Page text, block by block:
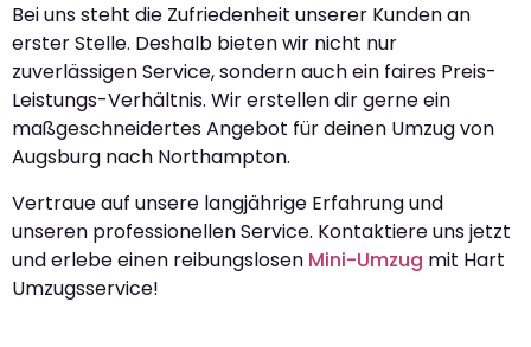
Bei uns steht die Zufriedenheit unserer Kunden an
erster Stelle. Deshalb bieten wir nicht nur
zuverlässigen Service, sondern auch ein faires Preis-
Leistungs-Verhältnis. Wir erstellen dir gerne ein
maßgeschneidertes Angebot für deinen Umzug von
Augsburg nach Northampton.
Vertraue auf unsere langjährige Erfahrung und
unseren professionellen Service. Kontaktiere uns jetzt
und erlebe einen reibungslosen Mini-Umzug mit Hart
Umzugsservice!